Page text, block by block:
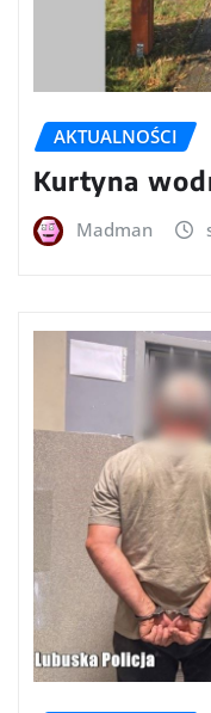
AKTUALNOŚCI
Kurtyna
Madman